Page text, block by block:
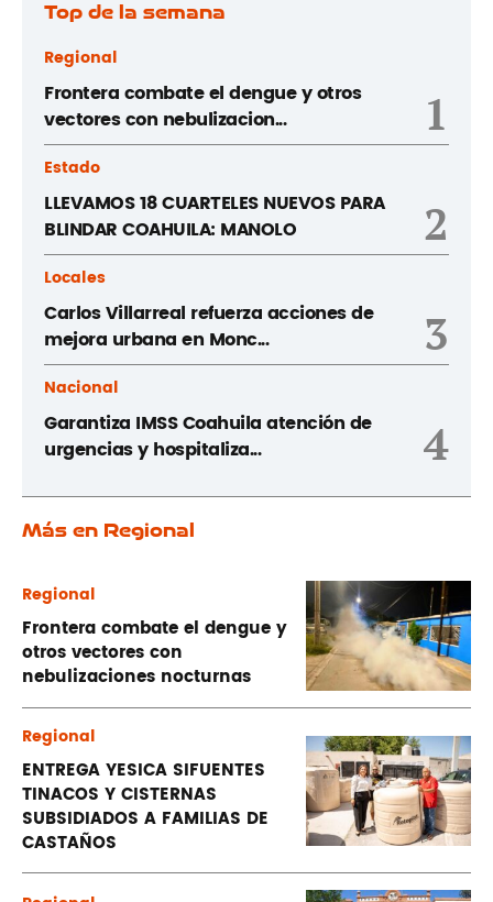
Top de la semana
Regional
Frontera combate el dengue y otros
vectores con nebulizacion...
1
Estado
LLEVAMOS 18 CUARTELES NUEVOS PARA
BLINDAR COAHUILA: MANOLO
2
Locales
Carlos Villarreal refuerza acciones de
mejora urbana en Monc...
3
Nacional
Garantiza IMSS Coahuila atención de
urgencias y hospitaliza...
4
Más en Regional
Regional
Frontera combate el dengue y
otros vectores con
nebulizaciones nocturnas
Regional
ENTREGA YESICA SIFUENTES
TINACOS Y CISTERNAS
SUBSIDIADOS A FAMILIAS DE
CASTAÑOS